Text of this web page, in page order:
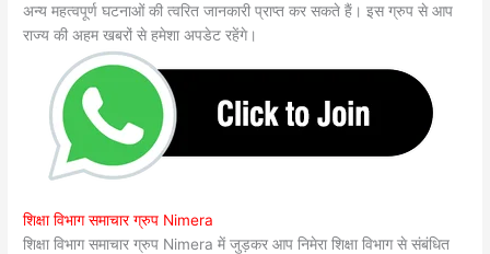
अन्य महत्वपूर्ण घटनाओं की त्वरित जानकारी प्राप्त कर सकते हैं। इस ग्रुप से आप
राज्य की अहम खबरों से हमेशा अपडेट रहेंगे।
शिक्षा विभाग समाचार ग्रुप Nimera
शिक्षा विभाग समाचार ग्रुप Nimera में जुड़कर आप निमेरा शिक्षा विभाग से संबंधित